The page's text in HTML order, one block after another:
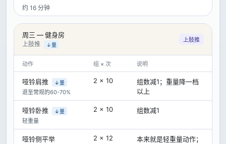
约 16 分钟
周三 — 健身房
上肢推 ↓量
上肢推
动作 组 × 次 说明
哑铃肩推 ↓量
退至常规的60-70%
2 × 10
组数减1；重量降一档
以上
哑铃卧推 ↓量
轻重量
2 × 10 组数减1
哑铃侧平举 2 × 12
本来就是轻重量动作；